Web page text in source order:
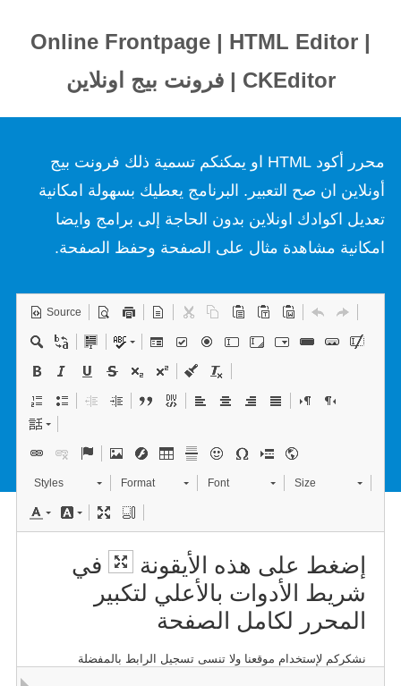
Online Frontpage | HTML Editor |
CKEditor | فرونت بيج اونلاين
محرر أكود HTML او يمكنكم تسمية ذلك فرونت بيج
أونلاين ان صح التعبير. البرنامج يعطيك بسهولة امكانية
تعديل اكوادك اونلاين بدون الحاجة إلى برامج وايضا
امكانية مشاهدة مثال على الصفحة وحفظ الصفحة.
Source
Styles Format Font Size